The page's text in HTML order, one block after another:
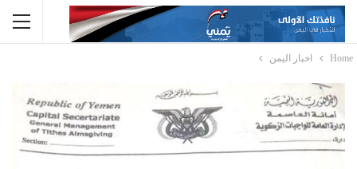
Home اخبار اليمن